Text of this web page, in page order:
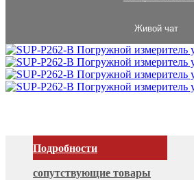
Живой чат
Подробности
сопутствующие товары